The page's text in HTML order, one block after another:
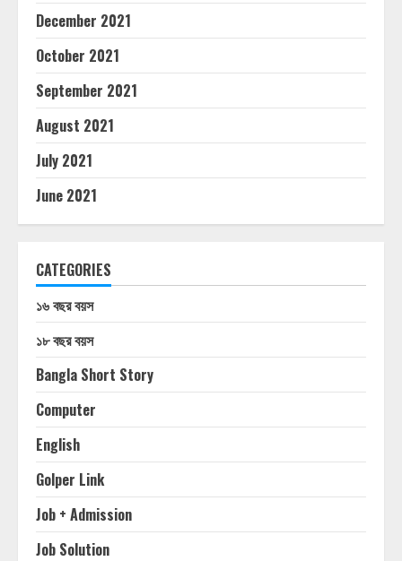
December 2021
October 2021
September 2021
August 2021
July 2021
June 2021
CATEGORIES
১৬ বছর বয়স
১৮ বছর বয়স
Bangla Short Story
Computer
English
Golper Link
Job + Admission
Job Solution